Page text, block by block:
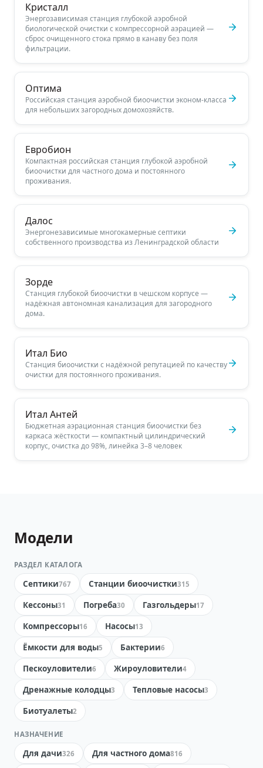
Кристалл
Энергозависимая станция глубокой аэробной
биологической очистки с компрессорной аэрацией —
сброс очищенного стока прямо в канаву без поля
фильтрации.
Оптима
Российская станция аэробной биоочистки эконом-класса
для небольших загородных домохозяйств.
Евробион
Компактная российская станция глубокой аэробной
биоочистки для частного дома и постоянного
проживания.
Далос
Энергонезависимые многокамерные септики
собственного производства из Ленинградской области
Зорде
Станция глубокой биоочистки в чешском корпусе —
надёжная автономная канализация для загородного
дома.
Итал Био
Станция биоочистки с надёжной репутацией по качеству
очистки для постоянного проживания.
Итал Антей
Бюджетная аэрационная станция биоочистки без
каркаса жёсткости — компактный цилиндрический
корпус, очистка до 98%, линейка 3–8 человек
Модели
РАЗДЕЛ КАТАЛОГА
Септики767 Станции биоочистки315
Кессоны31 Погреба30 Газгольдеры17
Компрессоры16 Насосы13
Ёмкости для воды5 Бактерии6
Пескоуловители6 Жироуловители4
Дренажные колодцы3 Тепловые насосы3
Биотуалеты2
НАЗНАЧЕНИЕ
Для дачи326 Для частного дома816